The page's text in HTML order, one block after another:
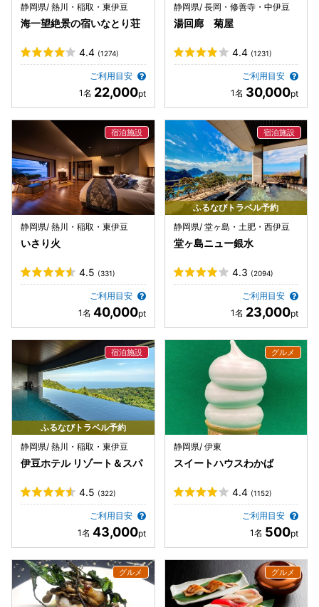
静岡県/ 熱川・稲取・東伊豆
海一望絶景の宿いなとり荘
4.4 (1274)
ご利用目安
22,000
静岡県/ 長岡・修善寺・中伊豆
湯回廊 菊屋
4.4 (1231)
ご利用目安
30,000
静岡県/ 熱川・稲取・東伊豆
いさり火
4.5 (331)
ご利用目安
40,000
ふるなびトラベル予約
静岡県/ 堂ヶ島・土肥・西伊豆
堂ヶ島ニュー銀水
4.3 (2094)
ご利用目安
23,000
ふるなびトラベル予約
静岡県/ 熱川・稲取・東伊豆
伊豆ホテル リゾート＆スパ
4.5 (322)
ご利用目安
43,000
静岡県/ 伊東
スイートハウスわかば
4.4 (1152)
ご利用目安
500